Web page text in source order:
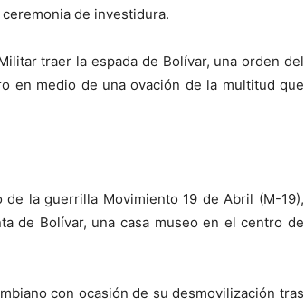
de investidura.
traer la espada de Bolívar, una orden del
en medio de una ovación de la multitud que
la guerrilla Movimiento 19 de Abril (M-19),
de Bolívar, una casa museo en el centro de
con ocasión de su desmovilización tras